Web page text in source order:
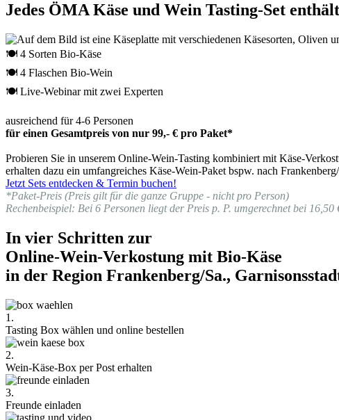
Jedes ÖMA Käse und Wein Tasting-Set
🍽 4 Sorten Bio-Käse
🍽 4 Flaschen Bio-Wein
🍽 Live-Webinar mit zwei Experten
ausreichend für 4-6 Personen
für einen Gesamtpreis von nur 99,- € pro Paket*
Probieren Sie in unserem Online-Wein-Tasting kombiniert mit Käse-
erhalten dazu ein umfangreiches Käse-Wein-Paket bspw. nach
Jetzt Sets entdecken & Termin buchen!
*Paket-Preis (Preis gilt für die ganze Gruppe - nicht pro Person)
Rechenbeispiel: Bei 6 Personen liegt der Preis p. P. umgerechnet bei 16,50
In vier Schritten zur
Online-Wein-Verkostung mit Bio-Käse
in der Region Frankenberg/Sa.,
1.
Tasting Box wählen und online bestellen
2.
Wein-Käse-Box per Post erhalten
3.
Freunde einladen